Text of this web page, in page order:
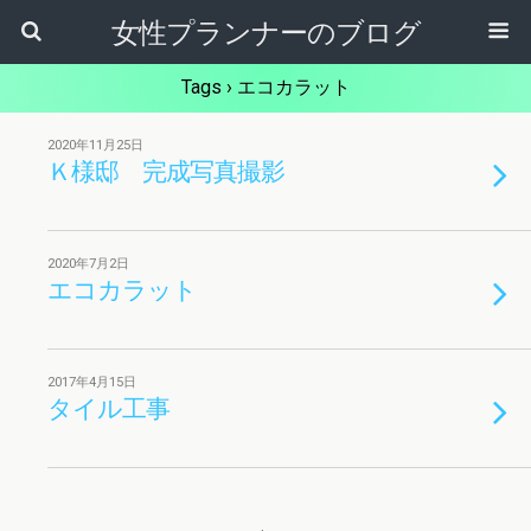
女性プランナーのブログ
Tags › エコカラット
2020年11月25日
Ｋ様邸 完成写真撮影
2020年7月2日
エコカラット
2017年4月15日
タイル工事